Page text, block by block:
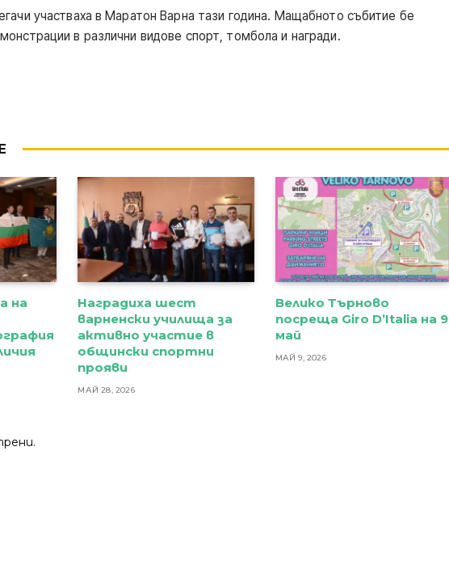
участваха в Маратон Варна тази година. Мащабното събитие бе
в различни видове спорт, томбола и награди.
на
Наградиха шест
варненски училища за
активно участие в
общински спортни
прояви
МАЙ 28, 2026
Велико Търново
посреща Giro D’Italia на 9
май
МАЙ 9, 2026